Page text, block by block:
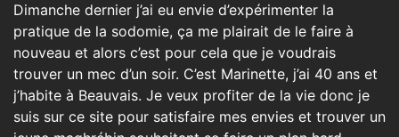
Dimanche dernier j’ai eu envie d’expérimenter la
pratique de la sodomie, ça me plairait de le faire à
nouveau et alors c’est pour cela que je voudrais
trouver un mec d’un soir. C’est Marinette, j’ai 40 ans et
j’habite à Beauvais. Je veux profiter de la vie donc je
suis sur ce site pour satisfaire mes envies et trouver un